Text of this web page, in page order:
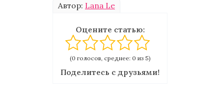
Автор: Lana Le
Оцените статью:
(0 голосов, среднее: 0 из 5)
Поделитесь с друзьями!